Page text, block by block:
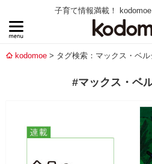
子育て情報満載！
kodomoe タグ検索：マックス・ベル
#マックス・ベ